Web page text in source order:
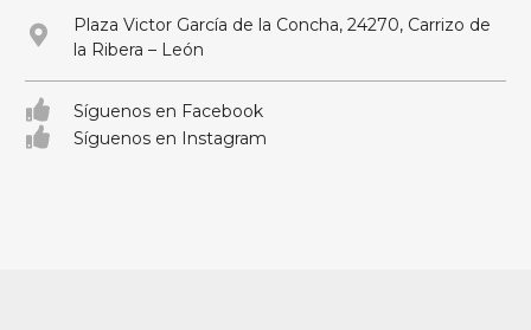
Plaza Victor García de la Concha, 24270, Carrizo de
la Ribera – León
Síguenos en Facebook
Síguenos en Instagram